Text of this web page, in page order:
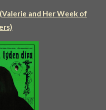
and Her Week of